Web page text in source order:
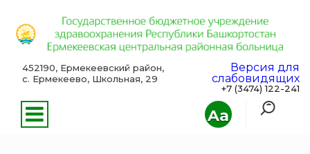
Aa
452190, Ермекеевский район,
с. Ермекеево, Школьная, 29
Версия для
слабовидящих
+7 (3474) 122-241